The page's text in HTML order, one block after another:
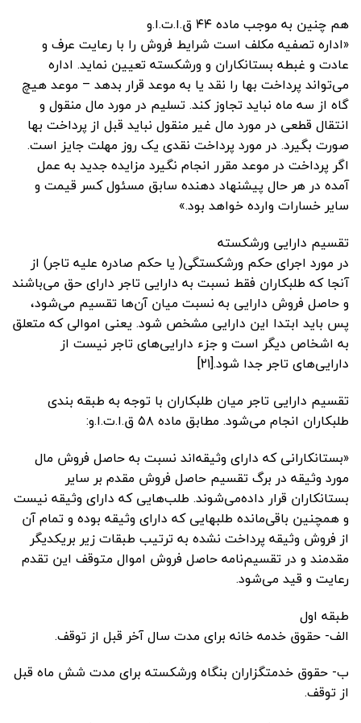
هم چنین به موجب ماده ۴۴ ق.ا.ت.ا.و
«اداره تصفیه مکلف است شرایط فروش را با رعایت عرف و
عادت و غبطه بستانکاران و ورشکسته تعیین نماید.‌ اداره
می‌تواند پرداخت بها را نقد یا به موعد قرار بدهد – موعد هیچ
گاه از سه ماه نباید تجاوز کند.‌ تسلیم در مورد مال منقول و
انتقال قطعی در مورد مال غیر منقول نباید قبل از پرداخت بها
صورت بگیرد.‌ در مورد پرداخت نقدی یک روز مهلت جایز است.
‌اگر پرداخت در موعد مقرر انجام نگیرد مزایده جدید به عمل
آمده در هر حال پیشنهاد دهنده سابق مسئول کسر قیمت و
سایر خسارات وارده خواهد ‌بود.»
تقسیم دارایی ورشکسته
در مورد اجرای حکم ورشکستگی( یا حکم صادره علیه تاجر) از
آنجا که طلبکاران فقط نسبت به دارایی تاجر دارای حق می‌باشند
و حاصل فروش دارایی به نسبت میان آن‌ها تقسیم می‌شود،
پس باید ابتدا این دارایی مشخص شود. یعنی اموالی که متعلق
به اشخاص دیگر است و جزء دارایی‌های تاجر نیست از
دارایی‌های تاجر جدا شود.[۲۱]
تقسیم دارایی تاجر میان طلبکاران با توجه به طبقه بندی
طلبکاران انجام می‌شود. مطابق ماده ۵۸ ق.ا.ت.ا.و:
«بستانکارانی که دارای وثیقه‌اند نسبت به حاصل فروش مال
مورد وثیقه در برگ تقسیم حاصل فروش مقدم بر سایر
بستانکاران قرار داده‌می‌شوند. طلب‌هایی که دارای وثیقه نیست
و همچنین باقی‌مانده طلبهایی که دارای وثیقه بوده و تمام آن
از فروش وثیقه پرداخت نشده به ترتیب طبقات زیر بر‌یکدیگر
مقدمند و در تقسیم‌نامه حاصل فروش اموال متوقف این تقدم
رعایت و قید می‌شود.
‌طبقه اول
‌الف- حقوق خدمه خانه برای مدت سال آخر قبل از توقف.
ب- حقوق خدمتگزاران بنگاه ورشکسته برای مدت شش ماه قبل
از توقف.